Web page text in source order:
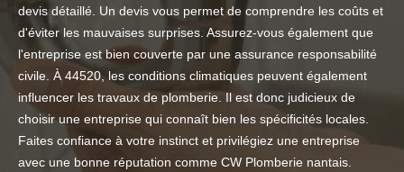
devis détaillé. Un devis vous permet de comprendre les coûts et
d'éviter les mauvaises surprises. Assurez-vous également que
l'entreprise est bien couverte par une assurance responsabilité
civile. À 44520, les conditions climatiques peuvent également
influencer les travaux de plomberie. Il est donc judicieux de
choisir une entreprise qui connaît bien les spécificités locales.
Faites confiance à votre instinct et privilégiez une entreprise
avec une bonne réputation comme CW Plomberie nantais.